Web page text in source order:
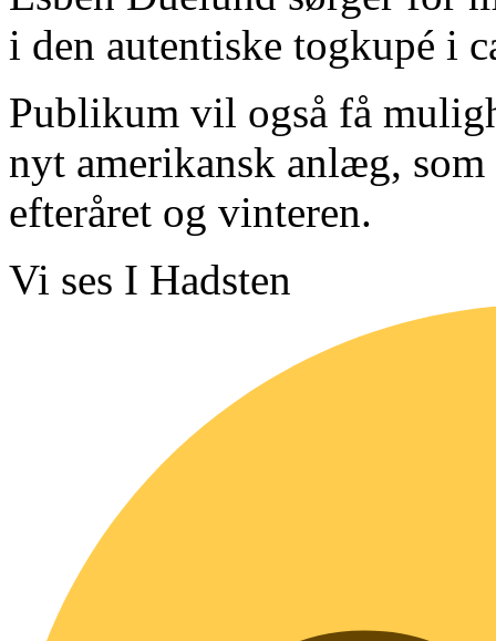
i den autentiske togkupé i
Publikum vil også få
nyt amerikansk anlæg,
efteråret og vinteren.
Vi ses I Hadsten